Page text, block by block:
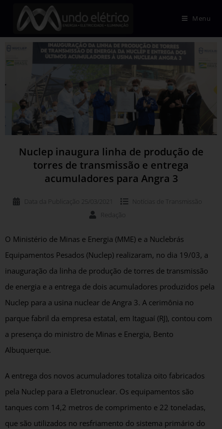
Menu
Nuclep inaugura linha de produção de
torres de transmissão e entrega
acumuladores para Angra 3
Data da Publicação 25/03/2021 Notícias de
Transmissão
Redação
O Ministério de Minas e Energia (MME) e a Nuclebrás
Equipamentos Pesados (Nuclep) realizaram, no dia 19/03, a
inauguração da linha de produção de torres de transmissão
de energia e a entrega de dois acumuladores produzidos pela
Nuclep para a usina nuclear de Angra 3. A cerimônia no
parque fabril da empresa estatal, em Itaguaí (RJ), contou com
a presença do ministro de Minas e Energia, Bento
Albuquerque.
A entrega dos novos acumuladores totaliza oito fabricados
pela Nuclep para a Eletronuclear. Os equipamentos são
tanques com 14,2 metros de comprimento e 22 toneladas,
que são utilizados no resfriamento do sistema primário do